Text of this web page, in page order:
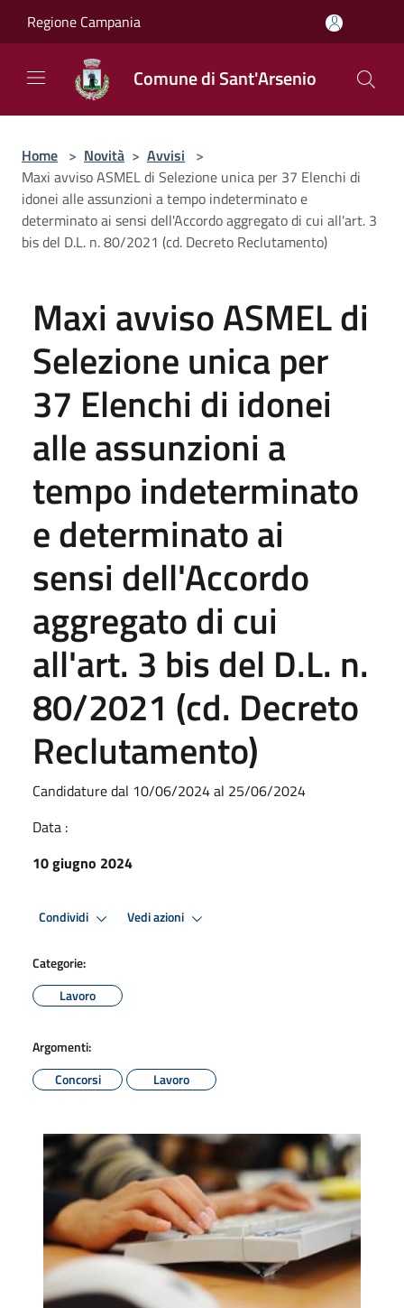
Regione Campania
Comune di Sant'Arsenio
Home > Novità > Avvisi >
Maxi avviso ASMEL di Selezione unica per 37 Elenchi di
idonei alle assunzioni a tempo indeterminato e
determinato ai sensi dell'Accordo aggregato di cui all'art. 3
bis del D.L. n. 80/2021 (cd. Decreto Reclutamento)
Maxi avviso ASMEL di
Selezione unica per
37 Elenchi di idonei
alle assunzioni a
tempo indeterminato
e determinato ai
sensi dell'Accordo
aggregato di cui
all'art. 3 bis del D.L. n.
80/2021 (cd. Decreto
Reclutamento)
Candidature dal 10/06/2024 al 25/06/2024
Data :
10 giugno 2024
Condividi Vedi azioni
Categorie:
Lavoro
Argomenti:
Concorsi
Lavoro